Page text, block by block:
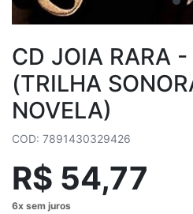
CD JOIA RARA
(TRILHA
NOVELA)
COD: 7891430329426
R$ 54,77